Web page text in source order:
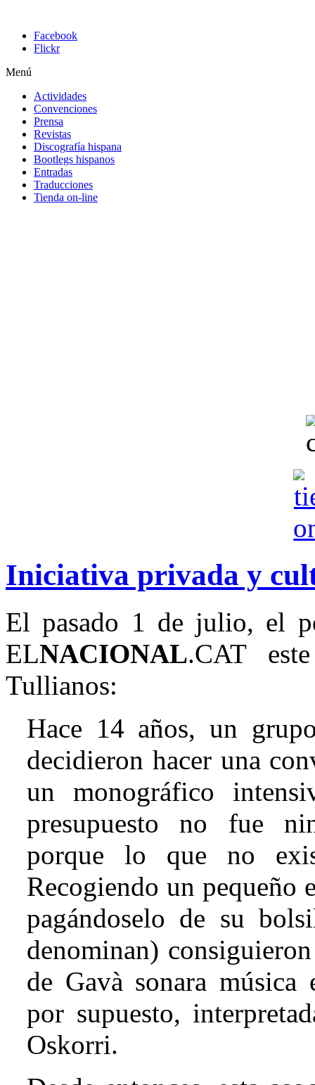
Facebook
Flickr
Menú
Actividades
Convenciones
Prensa
Revistas
Discografía hispana
Bootlegs hispanos
Entradas
Traducciones
Tienda on-line
Iniciativa privada y
El pasado 1 de julio, el
ELNACIONAL.CAT
Tullianos:
Hace 14 años, un
decidieron hacer una
un monográfico
presupuesto no fue
porque lo que no
Recogiendo un pequeño
pagándoselo de su
denominan)
de Gavà sonara
por supuesto,
Oskorri.